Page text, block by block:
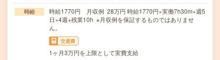
時給
時給1770円 月収例 28万円 時給1770円×実働7h30m×週5
日×4週+残業10h ※月収例を保証するものではありませ
ん。
交通費
1ヶ月3万円を上限として実費支給